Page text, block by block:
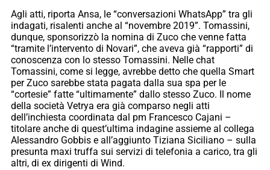
Agli atti, riporta Ansa, le “conversazioni WhatsApp” tra gli
indagati, risalenti anche al “novembre 2019”. Tomassini,
dunque, sponsorizzò la nomina di Zuco che venne fatta
“tramite l’intervento di Novari”, che aveva già “rapporti” di
conoscenza con lo stesso Tomassini. Nelle chat
Tomassini, come si legge, avrebbe detto che quella Smart
per Zuco sarebbe stata pagata dalla sua spa per le
“cortesie” fatte “ultimamente” dallo stesso Zuco. Il nome
della società Vetrya era già comparso negli atti
dell’inchiesta coordinata dal pm Francesco Cajani –
titolare anche di quest’ultima indagine assieme al collega
Alessandro Gobbis e all’aggiunto Tiziana Siciliano – sulla
presunta maxi truffa sui servizi di telefonia a carico, tra gli
altri, di ex dirigenti di Wind.